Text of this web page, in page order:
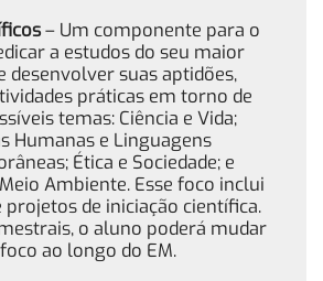
– Um componente para o
a estudos do seu maior
desenvolver suas aptidões,
práticas em torno de
temas: Ciência e Vida;
Humanas e Linguagens
Ética e Sociedade; e
Ambiente. Esse foco inclui
projetos de iniciação científica.
o aluno poderá mudar
ao longo do EM.